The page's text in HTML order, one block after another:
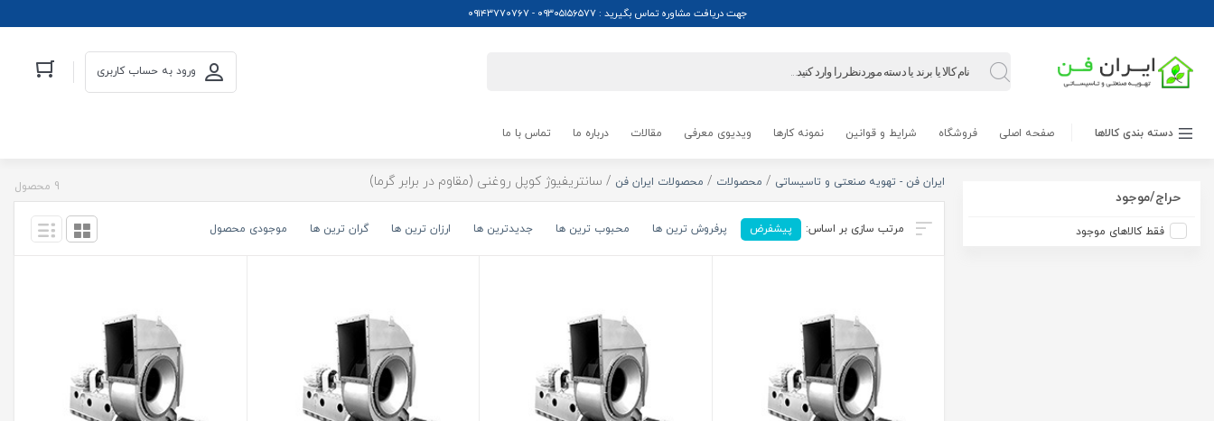
جهت دریافت مشاوره تماس بگیرید : ۰۹۳۰۵۱۵۶۵۷۷ - ۰۹۱۴۳۷۷۰۷۶۷
search ورود به حساب کاربری
دسته بندی کالاها صفحه اصلی فروشگاه شرایط و قوانین نمونه کارها ویدیوی معرفی مقالات درباره ما تماس با ما
حراج/موجود
فقط کالاهای موجود
ایران فن - تهویه صنعتی و تاسیساتی / محصولات / محصولات ایران فن / سانتریفیوژ کوپل روغنی (مقاوم در برابر گرما) 9 محصول
پیشفرض پرفروش ترین ها محبوب ترین ها جدیدترین ها ارزان ترین ها گران ترین ها موجودی محصول